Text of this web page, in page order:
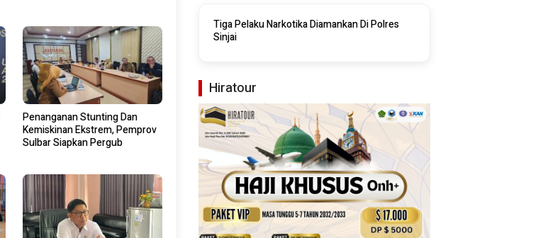
Penanganan Stunting Dan
Kemiskinan Ekstrem, Pemprov
Sulbar Siapkan Pergub
Tiga Pelaku Narkotika Diamankan Di Polres
Sinjai
Hiratour